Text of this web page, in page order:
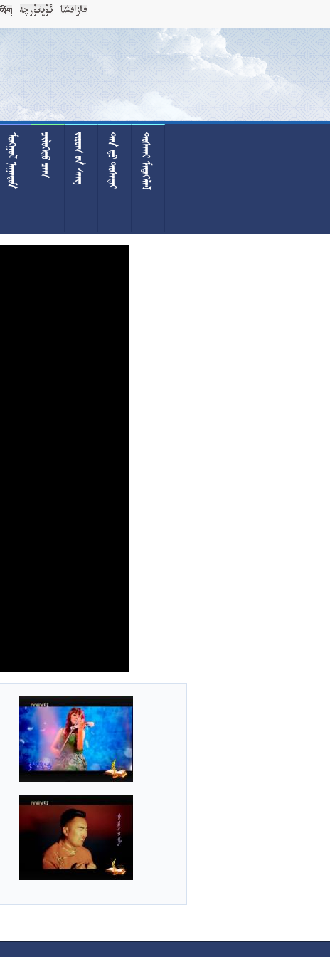
           